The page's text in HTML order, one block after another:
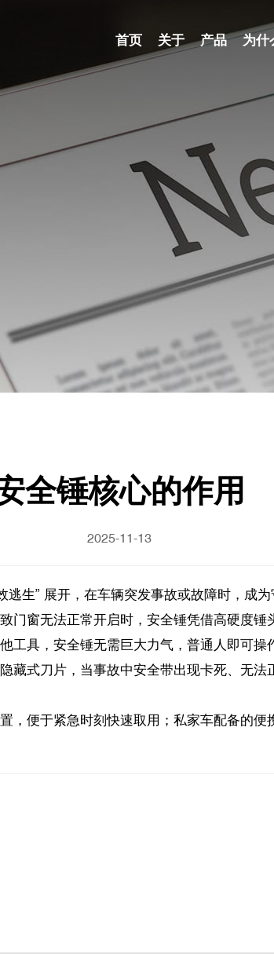
首页 关于 产品 为什
全锤核心的作用
2025-11-13
生” 展开，在车辆突发事故或故障时，成为
门窗无法正常开启时，安全锤凭借高硬度
具，安全锤无需巨大力气，普通人即可操
藏式刀片，当事故中安全带出现卡死、无
，便于紧急时刻快速取用；私家车配备的